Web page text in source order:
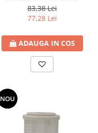
83,38 Lei
77,28 Lei
ADAUGA IN COS
NOU